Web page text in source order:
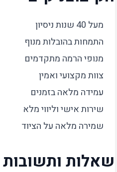
מעל 40 שנות ניסיון
התמחות בהובלות מנוף
מנופי הרמה מתקדמים
צוות מקצועי ואמין
עמידה מלאה בזמנים
שירות אישי וליווי מלא
שמירה מלאה על הציוד
שאלות ותשובות